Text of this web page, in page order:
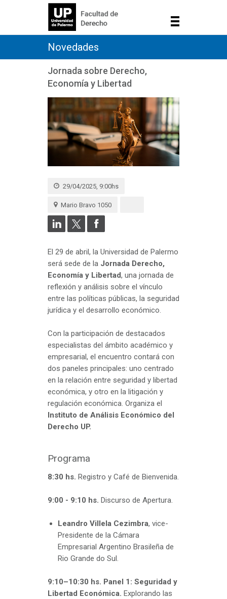
Novedades
Jornada sobre Derecho,
Economía y Libertad
29/04/2025, 9:00hs
Mario Bravo 1050
El 29 de abril, la Universidad de Palermo
será sede de la Jornada Derecho,
Economía y Libertad, una jornada de
reflexión y análisis sobre el vínculo
entre las políticas públicas, la seguridad
jurídica y el desarrollo económico.
Con la participación de destacados
especialistas del ámbito académico y
empresarial, el encuentro contará con
dos paneles principales: uno centrado
en la relación entre seguridad y libertad
económica, y otro en la litigación y
regulación económica. Organiza el
Instituto de Análisis Económico del
Derecho UP.
Programa
8:30 hs. Registro y Café de Bienvenida.
9:00 - 9:10 hs. Discurso de Apertura.
Leandro Villela Cezimbra, vice-
Presidente de la Cámara
Empresarial Argentino Brasileña de
Rio Grande do Sul.
9:10–10:30 hs. Panel 1: Seguridad y
Libertad Económica. Explorando las